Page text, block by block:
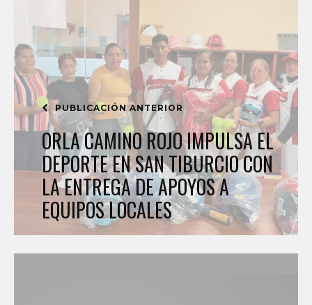
PUBLICACIÓN ANTERIOR
ORLA CAMINO ROJO IMPULSA EL
DEPORTE EN SAN TIBURCIO CON
LA ENTREGA DE APOYOS A
EQUIPOS LOCALES